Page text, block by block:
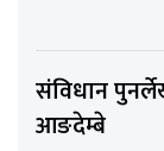
संविधान
आङदेम्बे